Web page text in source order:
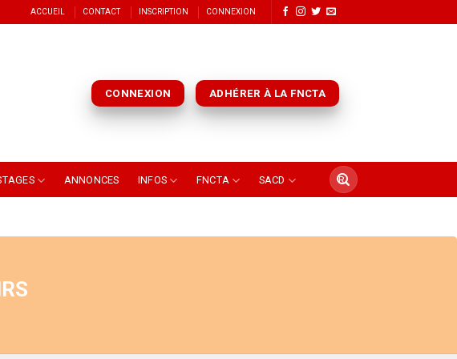
ACCUEIL CONTACT INSCRIPTION CONNEXION
CONNEXION ADHÉRER À LA FNCTA
ANNONCES INFOS FNCTA SACD